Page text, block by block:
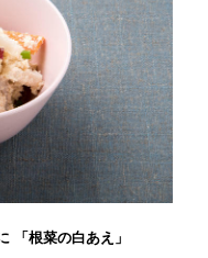
「根菜の白あえ」